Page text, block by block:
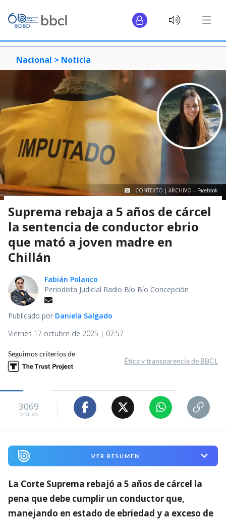
Nacional > Noticia
CONTEXTO | ARCHIVO – Facebook
Suprema rebaja a 5 años de cárcel
la sentencia de conductor ebrio
que mató a joven madre en
Chillán
Fabián Polanco
Periodista Judicial Radio Bío Bío Concepción
Publicado por Daniela Salgado
Viernes 17 octubre de 2025 | 07:57
Seguimos criterios de
Ética y transparencia de BBCL
3069
visitas
VER RESUMEN
La Corte Suprema rebajó a 5 años de cárcel la
pena que debe cumplir un conductor que,
manejando en estado de ebriedad y a exceso de